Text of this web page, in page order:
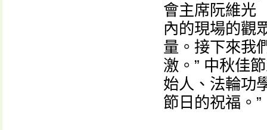
會主席阮維光
內的現場的觀
量。接下來我
激。” 中秋佳
始人、法輪功
節日的祝福。”